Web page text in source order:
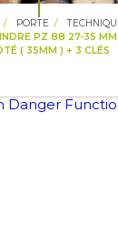
PORTE
PZ 88 27-35
( 35MM ) + 3 CLÉS